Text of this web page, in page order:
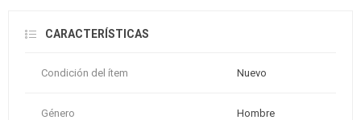
CARACTERÍSTICAS
Condición del ítem Nuevo
Género Hombre